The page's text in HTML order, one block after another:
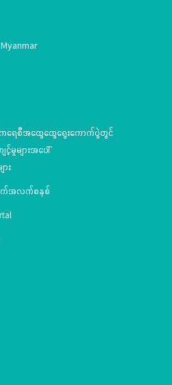
ကရေစီအထွေထွေရွေးကောက်ပွဲတွင်
မှုများအပေါ်
း
ျက်အလက်စနစ်